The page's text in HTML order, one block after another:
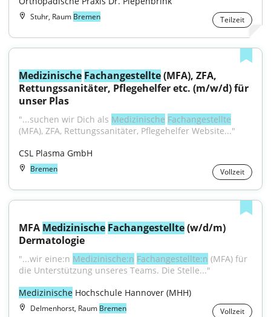
Stuhr, Raum Bremen Teilzeit
Medizinische Fachangestellte (MFA), ZFA,
Rettungssanitäter, Pflegehelfer etc. (m/w/d) für
unser Plas
"...suchen wir Dich als Medizinische Fachangestellte
(MFA), ZFA, Rettungssanitäter, Pflegehelfer Website..."
CSL Plasma GmbH
Bremen Vollzeit
MFA Medizinische Fachangestellte (w/d/m)
Dermatologie
"...wir eine:n Medizinische:n Fachangestellte:n (MFA) für
die Unterstützung unseres Teams. Die Stelle..."
Medizinische Hochschule Hannover (MHH)
Delmenhorst, Raum Bremen Vollzeit